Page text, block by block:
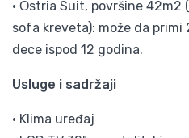
• Οstria Suit, površine 42m2
sofa kreveta): može da primi
dece ispod 12 godina.
Usluge i sadržaji
• Klima uređaj